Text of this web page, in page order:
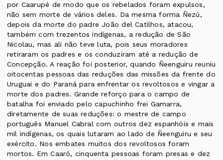
por Caarupé de modo que os rebelados foram expulsos,
não sem morte de vários deles. Da mesma forma Ñezú,
depois da morte do padre João del Catilhos, atacou,
também com trezentos indígenas, a redução de São
Nicolau, mas ali não teve luta, pois seus moradores
retiraram os padres e os conduziram até a redução de
Concepção. A reação foi posterior, quando Ñeenguiru reuniu
oitocentas pessoas das reduções das missões da frente do
Uruguai e do Paraná para enfrentar os revoltosos e vingar a
morte dos padres. Grande reforço para o campo de
batalha foi enviado pelo capuchinho frei Gamarra,
diretamente de suas reduções: o mestre de campo
português Manuel Cabral com outros dez espanhóis e mais
mil indígenas, os quais lutaram ao lado de Ñeenguiru e seu
exército. Nos embates muitos dos revoltosos foram
mortos. Em Caaró, cinquenta pessoas foram presas e dez